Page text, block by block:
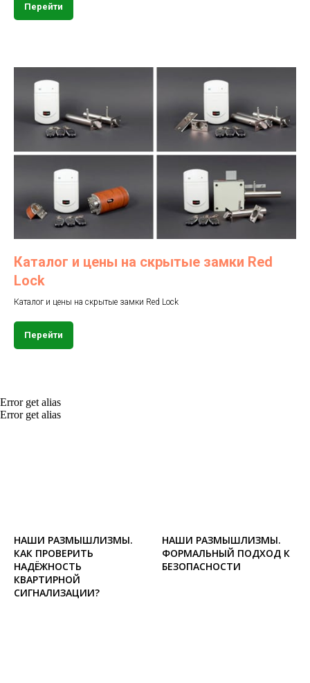
Перейти
Каталог и цены на скрытые замки Red
Lock
Каталог и цены на скрытые замки Red Lock
Перейти
Error get alias
Error get alias
НАШИ РАЗМЫШЛИЗМЫ.
КАК ПРОВЕРИТЬ
НАДЁЖНОСТЬ
КВАРТИРНОЙ
СИГНАЛИЗАЦИИ?
НАШИ РАЗМЫШЛИЗМЫ.
ФОРМАЛЬНЫЙ ПОДХОД К
БЕЗОПАСНОСТИ